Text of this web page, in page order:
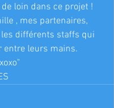
loin dans ce projet !
, mes partenaires,
différents staffs qui
entre leurs mains.